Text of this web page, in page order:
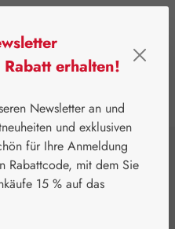
Augen
GPH
erhalten!
Newsletter an und
und exklusiven
für Ihre Anmeldung
Rabattcode, mit dem Sie
15 % auf das